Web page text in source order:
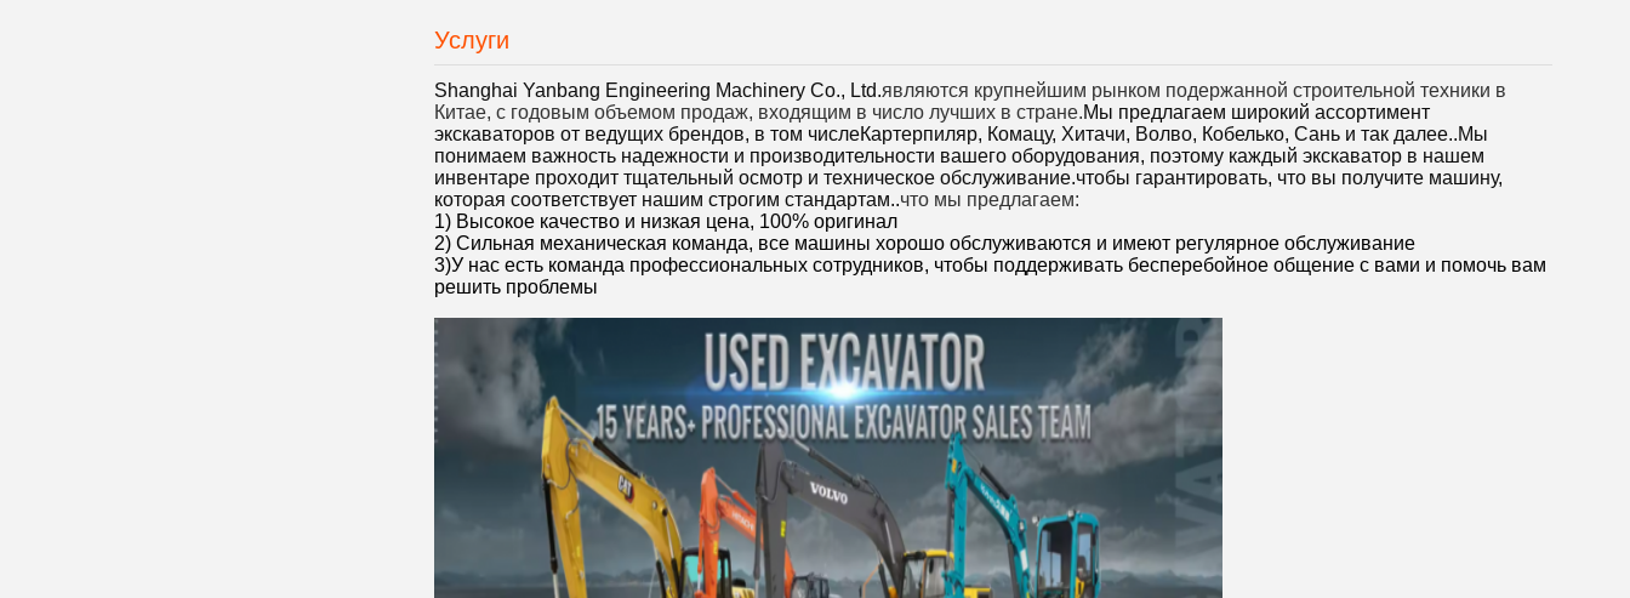
Услуги
Shanghai Yanbang Engineering Machinery Co., Ltd.являются крупнейшим рынком подержанной строительной техники в
Китае, с годовым объемом продаж, входящим в число лучших в стране.Мы предлагаем широкий ассортимент
экскаваторов от ведущих брендов, в том числеКартерпиляр, Комацу, Хитачи, Волво, Кобелько, Сань и так далее..Мы
понимаем важность надежности и производительности вашего оборудования, поэтому каждый экскаватор в нашем
инвентаре проходит тщательный осмотр и техническое обслуживание.чтобы гарантировать, что вы получите машину,
которая соответствует нашим строгим стандартам..что мы предлагаем:
1) Высокое качество и низкая цена, 100% оригинал
2) Сильная механическая команда, все машины хорошо обслуживаются и имеют регулярное обслуживание
3)У нас есть команда профессиональных сотрудников, чтобы поддерживать бесперебойное общение с вами и помочь вам
решить проблемы